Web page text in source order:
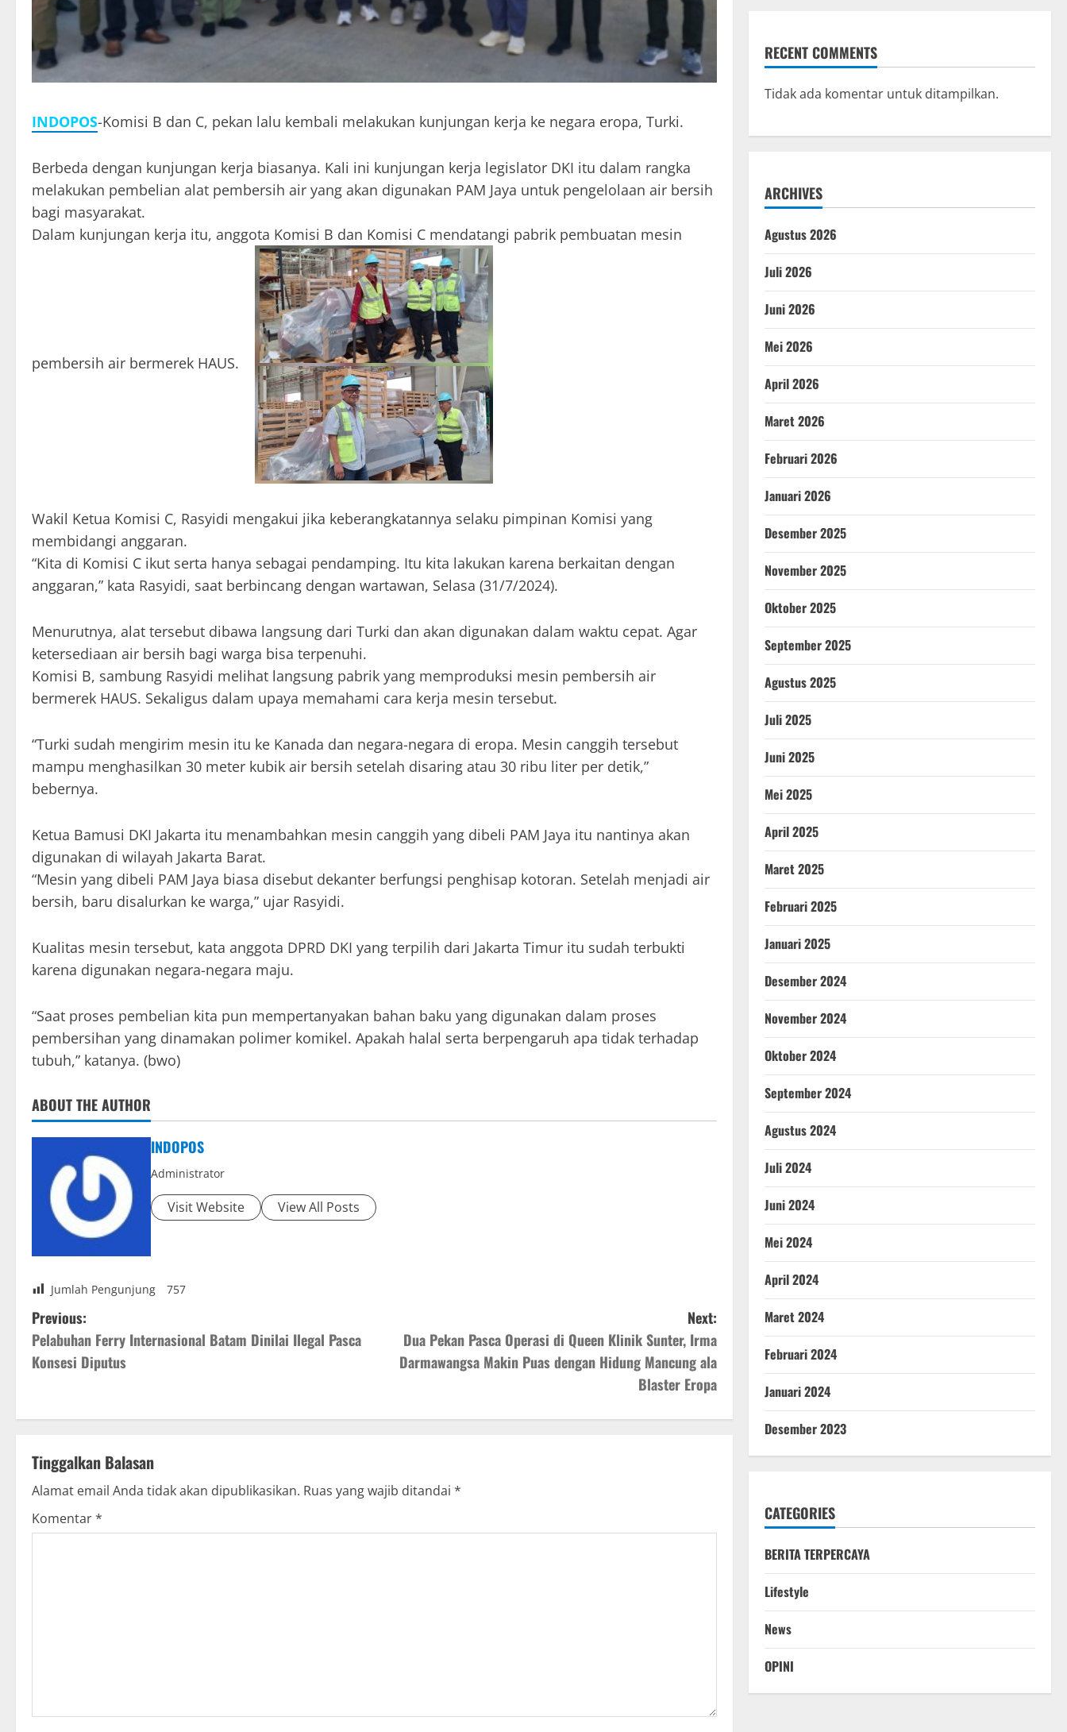
INDOPOS-Komisi B dan C, pekan lalu kembali melakukan kunjungan kerja ke negara eropa, Turki.
Berbeda dengan kunjungan kerja biasanya. Kali ini kunjungan kerja legislator DKI itu dalam rangka
melakukan pembelian alat pembersih air yang akan digunakan PAM Jaya untuk pengelolaan air bersih
bagi masyarakat.
Dalam kunjungan kerja itu, anggota Komisi B dan Komisi C mendatangi pabrik pembuatan mesin
pembersih air bermerek HAUS.
Wakil Ketua Komisi C, Rasyidi mengakui jika keberangkatannya selaku pimpinan Komisi yang
membidangi anggaran.
“Kita di Komisi C ikut serta hanya sebagai pendamping. Itu kita lakukan karena berkaitan dengan
anggaran,” kata Rasyidi, saat berbincang dengan wartawan, Selasa (31/7/2024).
Menurutnya, alat tersebut dibawa langsung dari Turki dan akan digunakan dalam waktu cepat. Agar
ketersediaan air bersih bagi warga bisa terpenuhi.
Komisi B, sambung Rasyidi melihat langsung pabrik yang memproduksi mesin pembersih air
bermerek HAUS. Sekaligus dalam upaya memahami cara kerja mesin tersebut.
“Turki sudah mengirim mesin itu ke Kanada dan negara-negara di eropa. Mesin canggih tersebut
mampu menghasilkan 30 meter kubik air bersih setelah disaring atau 30 ribu liter per detik,”
bebernya.
Ketua Bamusi DKI Jakarta itu menambahkan mesin canggih yang dibeli PAM Jaya itu nantinya akan
digunakan di wilayah Jakarta Barat.
“Mesin yang dibeli PAM Jaya biasa disebut dekanter berfungsi penghisap kotoran. Setelah menjadi air
bersih, baru disalurkan ke warga,” ujar Rasyidi.
Kualitas mesin tersebut, kata anggota DPRD DKI yang terpilih dari Jakarta Timur itu sudah terbukti
karena digunakan negara-negara maju.
“Saat proses pembelian kita pun mempertanyakan bahan baku yang digunakan dalam proses
pembersihan yang dinamakan polimer komikel. Apakah halal serta berpengaruh apa tidak terhadap
tubuh,” katanya. (bwo)
ABOUT THE AUTHOR
INDOPOS
Administrator
Visit Website View All Posts
Jumlah Pengunjung 757
P
o
t
n
a
v
o
Previous:
Pelabuhan Ferry Internasional Batam Dinilai Ilegal Pasca
Konsesi Diputus
Next:
Dua Pekan Pasca Operasi di Queen Klinik Sunter, Irma
Darmawangsa Makin Puas dengan Hidung Mancung ala
Blaster Eropa
Tinggalkan Balasan
Alamat email Anda tidak akan dipublikasikan. Ruas yang wajib ditandai *
Komentar*
RECENT COMMENTS
Tidak ada komentar untuk ditampilkan.
ARCHIVES
Agustus 2026
Juli 2026
Juni 2026
Mei 2026
April 2026
Maret 2026
Februari 2026
Januari 2026
Desember 2025
November 2025
Oktober 2025
September 2025
Agustus 2025
Juli 2025
Juni 2025
Mei 2025
April 2025
Maret 2025
Februari 2025
Januari 2025
Desember 2024
November 2024
Oktober 2024
September 2024
Agustus 2024
Juli 2024
Juni 2024
Mei 2024
April 2024
Maret 2024
Februari 2024
Januari 2024
Desember 2023
CATEGORIES
BERITA TERPERCAYA
Lifestyle
News
OPINI